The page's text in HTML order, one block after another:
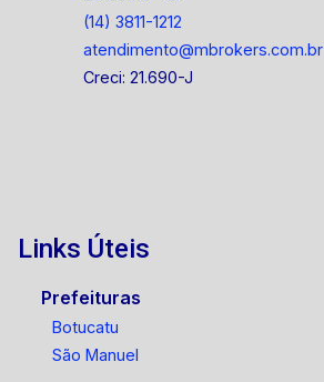
(14) 3811-1212
atendimento@mbrokers.com.br
Creci: 21.690-J
Links Úteis
Prefeituras
Botucatu
São Manuel